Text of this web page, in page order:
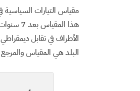
مقياس التيارات
هذا
الأطراف في تقابل
البلد هي المقياس